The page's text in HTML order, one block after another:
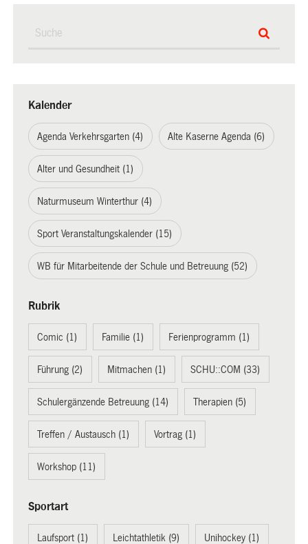
Kalender
Agenda Verkehrsgarten (4) Alte Kaserne Agenda (6)
Alter und Gesundheit (1)
Naturmuseum Winterthur (4)
Sport Veranstaltungskalender (15)
WB für Mitarbeitende der Schule und Betreuung (52)
Rubrik
Comic (1) Familie (1) Ferienprogramm (1)
Führung (2) Mitmachen (1) SCHU::COM (33)
Schulergänzende Betreuung (14) Therapien (5)
Treffen / Austausch (1) Vortrag (1)
Workshop (11)
Sportart
Laufsport (1) Leichtathletik (9) Unihockey (1)